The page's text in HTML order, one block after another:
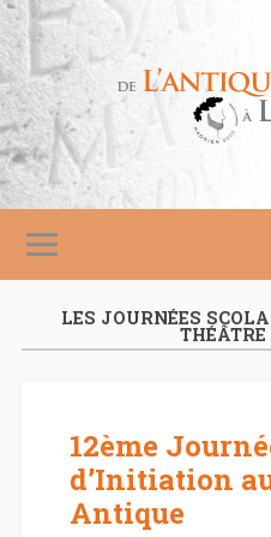
LES JOURNÉES
12ème
d’Initiation
Antique